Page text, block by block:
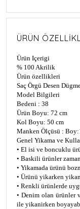
ÜRÜN
Ürün Içerigi
% 100 Akrilik
Ürün özellikleri
Saç Örgü Desen
Model Bilgileri
Bedeni : 38
Ürün Boyu: 72 cm
Kol Boyu: 50 cm
Manken Ölçüsü :
Genel Yikama ve
• El isi ve boncuklu
• Baskili ürünler
• Yikamada ürünü
• Ürünü yikarken
• Renkli ürünlerde
• Denim olan ürünler
ile yikanirken